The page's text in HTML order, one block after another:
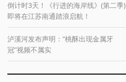
倒计时3天！《行进的海岸线》(第二季)
即将在江苏南通踏浪启航！
泸溪河发布声明：“桃酥出现金属牙
冠”视频不属实